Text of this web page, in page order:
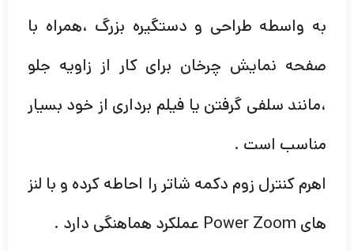
به واسطه طراحی و دستگیره بزرگ ،همراه با
صفحه نمایش چرخان برای کار از زاویه جلو
،مانند سلفی گرفتن یا فیلم برداری از خود بسیار
مناسب است .
اهرم کنترل زوم دکمه شاتر را احاطه کرده و با لنز
های Power Zoom عملکرد هماهنگی دارد .